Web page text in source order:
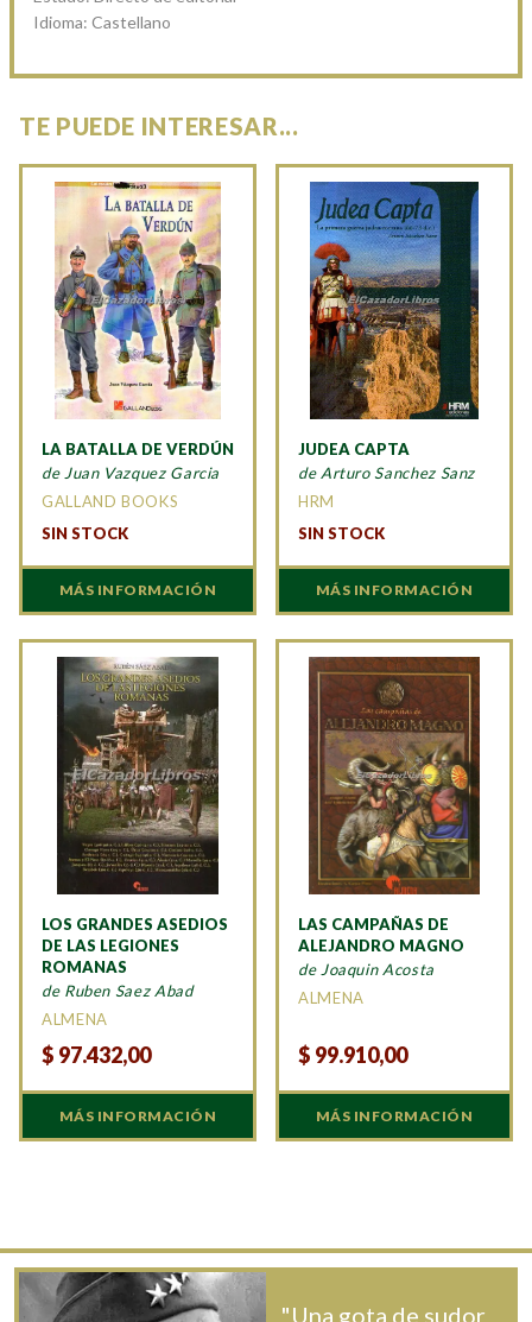
Idioma: Castellano
TE PUEDE INTERESAR...
LA BATALLA DE VERDÚN
de Juan Vazquez Garcia
GALLAND BOOKS
SIN STOCK
MÁS INFORMACIÓN
JUDEA CAPTA
de Arturo Sanchez Sanz
HRM
SIN STOCK
MÁS INFORMACIÓN
LOS GRANDES ASEDIOS
DE LAS LEGIONES
ROMANAS
de Ruben Saez Abad
ALMENA
$ 97.432,00
MÁS INFORMACIÓN
LAS CAMPAÑAS DE
ALEJANDRO MAGNO
de Joaquin Acosta
ALMENA
$ 99.910,00
MÁS INFORMACIÓN
"Una gota de sudor